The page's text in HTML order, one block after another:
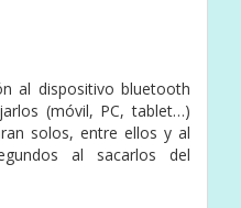
al dispositivo bluetooth
(móvil, PC, tablet…)
solos, entre ellos y al
al sacarlos del